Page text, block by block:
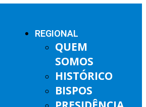
REGIONAL
QUEM
SOMOS
HISTÓRICO
BISPOS